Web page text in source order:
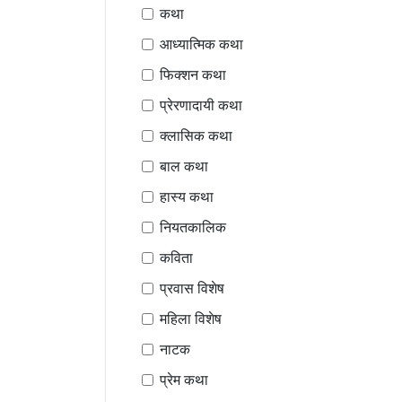
कथा
आध्यात्मिक कथा
फिक्शन कथा
प्रेरणादायी कथा
क्लासिक कथा
बाल कथा
हास्य कथा
नियतकालिक
कविता
प्रवास विशेष
महिला विशेष
नाटक
प्रेम कथा